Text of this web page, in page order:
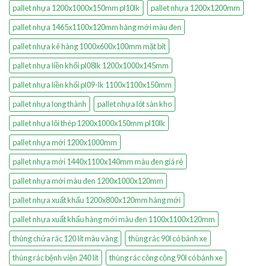
pallet nhựa 1200x1000x150mm pl10lk
pallet nhựa 1200x1200mm
pallet nhựa 1465x1100x120mm hàng mới màu đen
pallet nhựa kê hàng 1000x600x100mm mặt bít
pallet nhựa liền khối pl08lk 1200x1000x145mm
pallet nhựa liền khối pl09-lk 1100x1100x150mm
pallet nhựa long thành
pallet nhựa lót sàn kho
pallet nhựa lõi thép 1200x1000x150mm pl10lk
pallet nhựa mới 1200x1000mm
pallet nhựa mới 1440x1100x140mm màu đen giá rẻ
pallet nhựa mới màu đen 1200x1000x120mm
pallet nhựa xuất khẩu 1200x800x120mm hàng mới
pallet nhựa xuất khẩu hàng mới màu đen 1100x1100x120mm
thùng chứa rác 120 lít màu vàng
thùng rác 90l có bánh xe
thùng rác bệnh viện 240 lít
thùng rác công cộng 90l có bánh xe